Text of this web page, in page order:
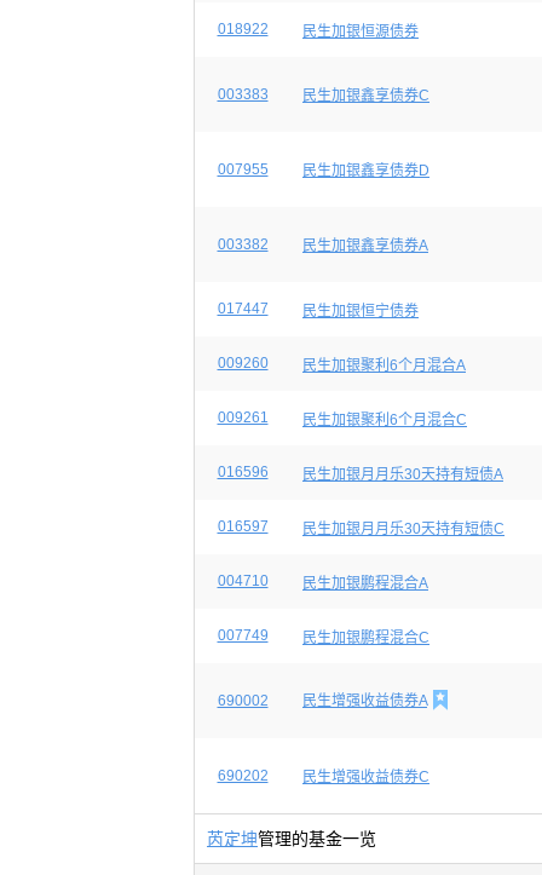
018922 民生加银恒源债券
003383 民生加银鑫享债券C
007955 民生加银鑫享债券D
003382 民生加银鑫享债券A
017447 民生加银恒宁债券
009260 民生加银聚利6个月混合A
009261 民生加银聚利6个月混合C
016596 民生加银月月乐30天持有短债A
016597 民生加银月月乐30天持有短债C
004710 民生加银鹏程混合A
007749 民生加银鹏程混合C
690002 民生增强收益债券A 
690202 民生增强收益债券C
芮定坤管理的基金一览